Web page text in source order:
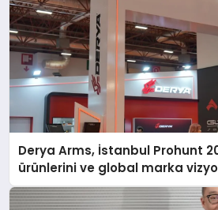
Derya Arms, İstanbul Prohunt
ürünlerini ve global marka